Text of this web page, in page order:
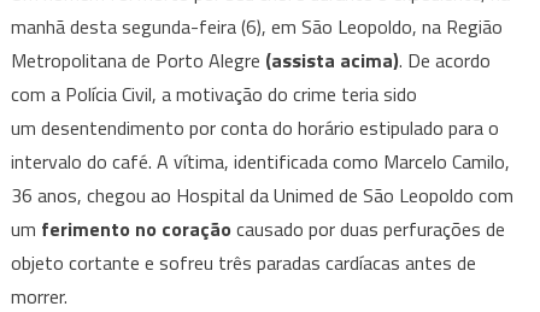
manhã desta segunda-feira (6), em São Leopoldo, na Região
Metropolitana de Porto Alegre (assista acima). De acordo
com a Polícia Civil, a motivação do crime teria sido
um desentendimento por conta do horário estipulado para o
intervalo do café. A vítima, identificada como Marcelo Camilo,
36 anos, chegou ao Hospital da Unimed de São Leopoldo com
um ferimento no coração causado por duas perfurações de
objeto cortante e sofreu três paradas cardíacas antes de
morrer.